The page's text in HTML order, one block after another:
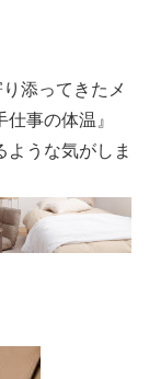
添ってきたメ
事の体温』
ような気がしま